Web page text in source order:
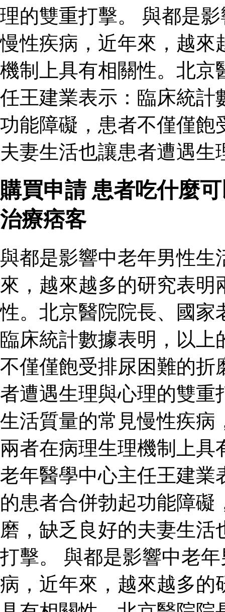
理的雙重打擊。 與都是
慢性疾病，近年來，越來
機制上具有相關性。北京
任王建業表示：臨床統計
功能障礙，患者不僅僅飽
夫妻生活也讓患者遭遇生
購買申請 患者吃什麼
治療痞客
與都是影響中老年男性生
來，越來越多的研究表
性。北京醫院院長、國家
臨床統計數據表明，以上
不僅僅飽受排尿困難的折
者遭遇生理與心理的雙重
生活質量的常見慢性疾病
兩者在病理生理機制上
老年醫學中心主任王建業
的患者合併勃起功能障
磨，缺乏良好的夫妻生
打擊。 與都是影響中老
病，近年來，越來越多的